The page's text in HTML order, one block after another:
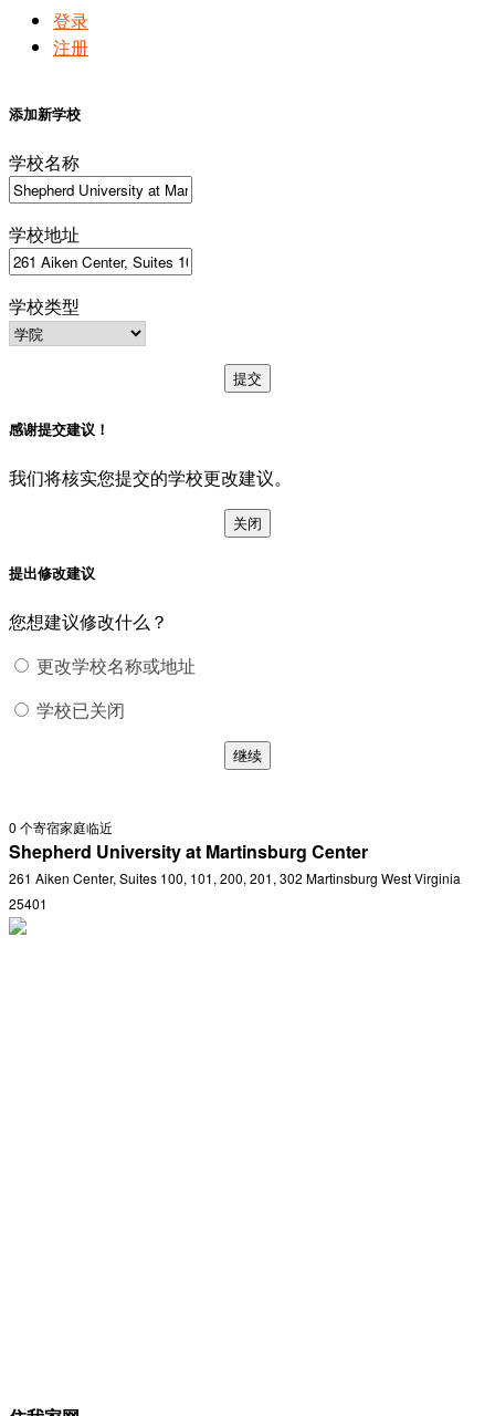
登录
注册
添加新学校
学校名称
学校地址
学校类型
提交
感谢提交建议！
我们将核实您提交的学校更改建议。
关闭
提出修改建议
您想建议修改什么？
更改学校名称或地址
学校已关闭
继续
0 个寄宿家庭临近
Shepherd University at Martinsburg Center
261 Aiken Center, Suites 100, 101, 200, 201, 302 Martinsburg West Virginia
25401